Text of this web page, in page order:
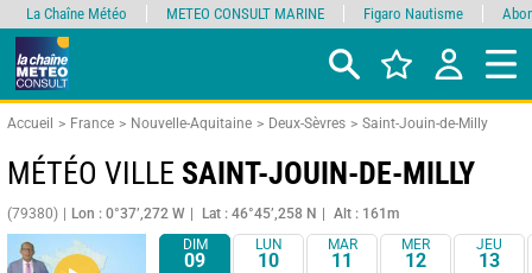
Accueil France Nouvelle-Aquitaine Deux-Sèvres Saint-Jouin-de-Milly
MÉTÉO VILLE SAINT-JOUIN-DE-MILLY
(79380) Lon : 0°37’,272 W Lat : 46°45’,258 N Alt : 161m
DIM
09
LUN
10
MAR
11
MER
12
JEU
13
La Chaîne Météo METEO CONSULT MARINE Figaro Nautisme